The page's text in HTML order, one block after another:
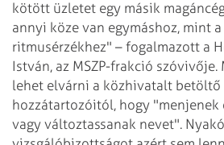
kötött üzletet egy másik
annyi köze van egymáshoz, mint
ritmusérzékhez" – fogalmazott a
István, az MSZP-frakció
lehet elvárni a közhivatalt betöltő
hozzátartozóitól, hogy "menjenek
vagy változtassanak nevet".